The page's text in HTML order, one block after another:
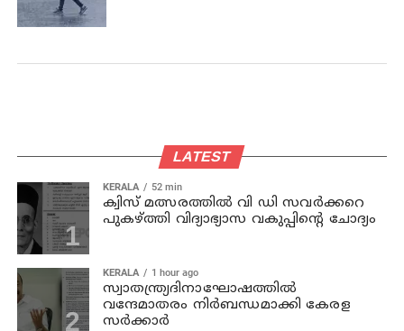
LATEST
KERALA 52 min
ക്വിസ് മത്സരത്തില്‍ വി ഡി സവര്‍ക്കറെ
പുകഴ്ത്തി വിദ്യാഭ്യാസ വകുപ്പിന്റെ ചോദ്യം
KERALA 1 hour ago
സ്വാതന്ത്ര്യദിനാഘോഷത്തില്‍
വന്ദേമാതരം നിര്‍ബന്ധമാക്കി കേരള
സര്‍ക്കാര്‍